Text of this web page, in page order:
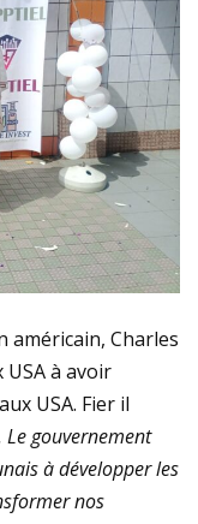
américain, Charles
à avoir
USA. Fier il
Le gouvernement
à développer les
nos